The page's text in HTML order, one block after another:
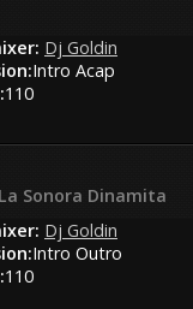
Dj Goldin
Intro Acap
110
Sonora Dinamita
Dj Goldin
Intro Outro
110